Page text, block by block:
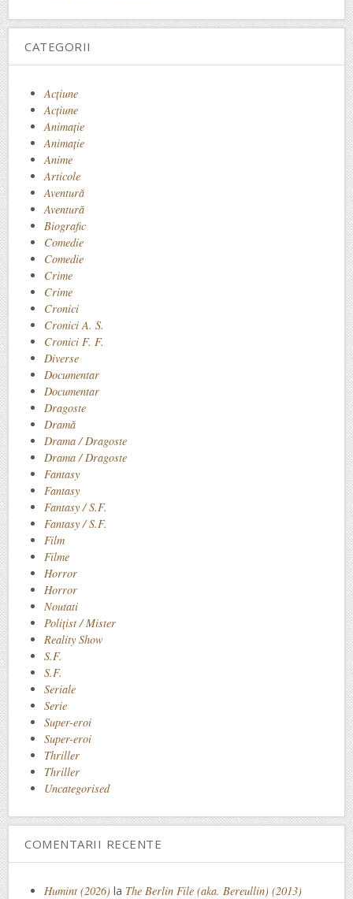
CATEGORII
Acţiune
Acțiune
Animaţie
Animație
Anime
Articole
Aventură
Aventură
Biografic
Comedie
Comedie
Crime
Crime
Cronici
Cronici A. S.
Cronici F. F.
Diverse
Documentar
Documentar
Dragoste
Dramă
Drama / Dragoste
Drama / Dragoste
Fantasy
Fantasy
Fantasy / S.F.
Fantasy / S.F.
Film
Filme
Horror
Horror
Noutati
Polițist / Mister
Reality Show
S.F.
S.F.
Seriale
Serie
Super-eroi
Super-eroi
Thriller
Thriller
Uncategorised
COMENTARII RECENTE
Humint (2026) la The Berlin File (aka. Bereullin) (2013)